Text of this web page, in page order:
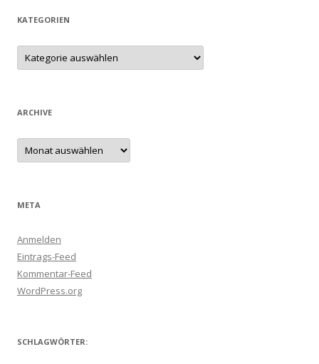
KATEGORIEN
Kategorien
ARCHIVE
Archive
META
Anmelden
Eintrags-Feed
Kommentar-Feed
WordPress.org
SCHLAGWÖRTER: